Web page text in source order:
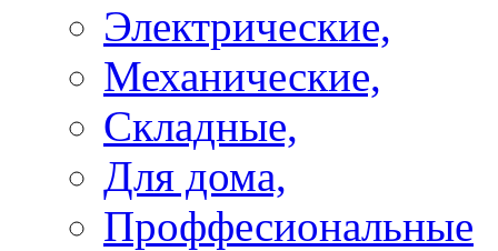
Электрические,
Механические,
Складные,
Для дома,
Проффесиональные